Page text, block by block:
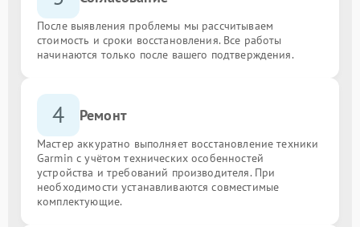
После выявления проблемы мы рассчитываем
стоимость и сроки восстановления. Все работы
начинаются только после вашего подтверждения.
4 Ремонт
Мастер аккуратно выполняет восстановление техники
Garmin с учётом технических особенностей
устройства и требований производителя. При
необходимости устанавливаются совместимые
комплектующие.